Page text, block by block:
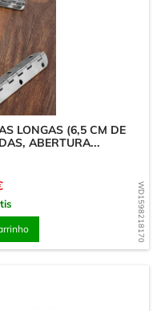
WD1598218170
LONGAS (6,5 CM DE
ABERTURA...